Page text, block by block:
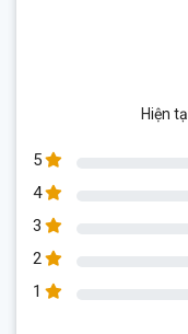
Hiện
5
4
3
2
1